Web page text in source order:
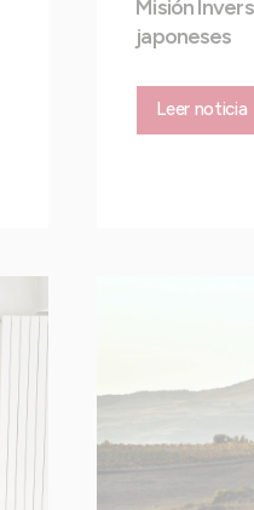
Misión
japoneses
Leer noticia